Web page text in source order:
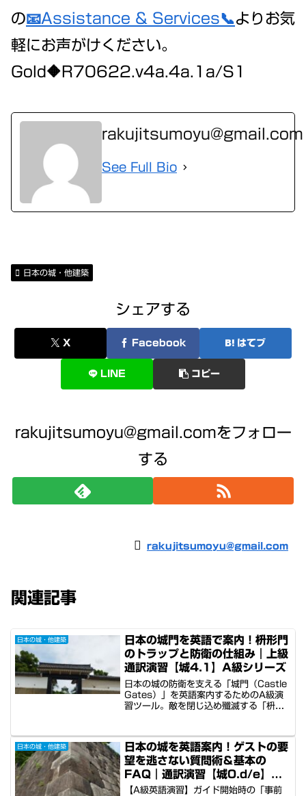
の📧Assistance & Services📞よりお気
軽にお声がけください。
Gold🔶R70622.v4a.4a.1a/S1
rakujitsumoyu@gmail.com
See Full Bio
日本の城・他建築
シェアする
X Facebook はてブ
LINE コピー
rakujitsumoyu@gmail.comをフォロー
する
rakujitsumoyu@gmail.com
関連記事
日本の城・他建築
日本の城門を英語で案内！枡形門
のトラップと防衛の仕組み｜上級
通訳演習【城4.1】A級シリーズ
日本の城の防衛を支える「城門（Castle
Gates）」を英語案内するためのA級演
習ツール。敵を閉じ込め殲滅する「枡形
らの波状攻撃など、軍事的な仕掛けを解
説。さらに、領主の富と権力を示す装飾
性の意味を論理的に語る、通訳ガイドに
必須の英語表現3パターンを音声付きで
習得できます。
日本の城・他建築
日本の城を英語案内！ゲストの要
望を逃さない質問術＆基本の
FAQ｜通訳演習【城0.d/e】A
級シリーズ
【A級英語演習】ガイド開始時の「事前